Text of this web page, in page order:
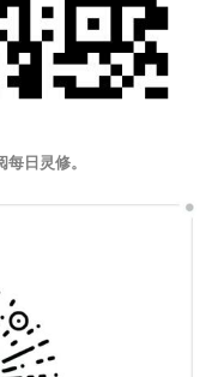
日灵修。